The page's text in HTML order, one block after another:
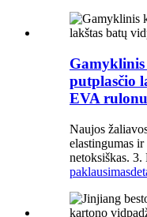
putplasčio
EVA
Naujos
elastingumas
netoksiškas. 3.
paklausimas